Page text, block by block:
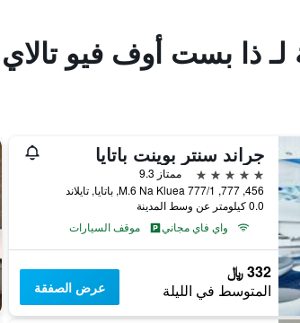
ذا بست أوف فيو تالاي 6
جراند سنتر بوينت باتايا
5 نجوم
ممتاز 9.3
456, 777, 777/1 M.6 Na Kluea, باتايا, تايلاند
0.0 كيلومتر عن وسط المدينة
واي فاي مجاني
موقف السيارات
332 ﷼
المتوسط في الليلة عرض الصفقة